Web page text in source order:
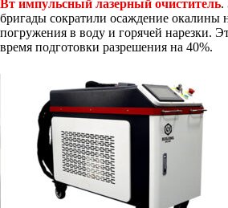
Вт импульсный лазерный очиститель.
бригады сократили осаждение окалины
погружения в воду и горячей нарезки.
время подготовки разрешения на 40%.